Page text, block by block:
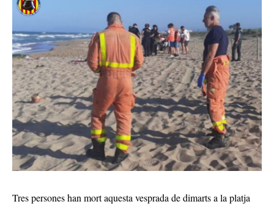
Tres persones han mort aquesta vesprada de dimarts a la platja